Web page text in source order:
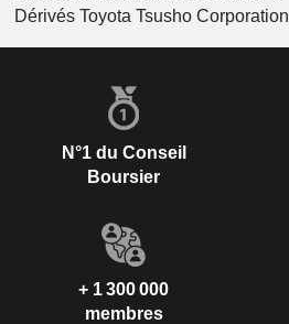
Dérivés Toyota Tsusho Corporation
N°1 du Conseil
Boursier
+ 1 300 000
membres